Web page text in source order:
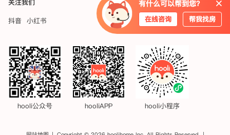
关注我们
抖音
小红书
hooli公众号 hooliAPP hooli小程序
有什么可以帮到您？
在线咨询 帮我找房